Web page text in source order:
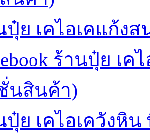
ปุ๋ย เคไอเคแก้ง
ร้านปุ๋ย เ
นสินค้า)
ปุ๋ย เคไอเควังหิ